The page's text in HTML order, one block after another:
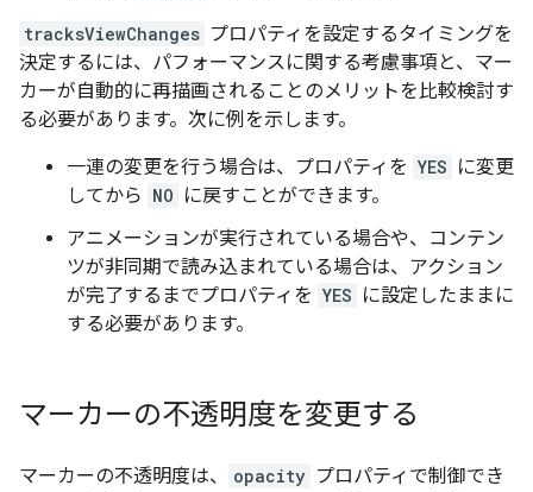
tracksViewChanges プロパティを設定するタイミングを
決定するには、パフォーマンスに関する考慮事項と、マー
カーが自動的に再描画されることのメリットを比較検討す
る必要があります。次に例を示します。
一連の変更を行う場合は、プロパティを YES に変更
してから NO に戻すことができます。
アニメーションが実行されている場合や、コンテン
ツが非同期で読み込まれている場合は、アクション
が完了するまでプロパティを YES に設定したままに
する必要があります。
マーカーの不透明度を変更する
マーカーの不透明度は、 opacity プロパティで制御でき